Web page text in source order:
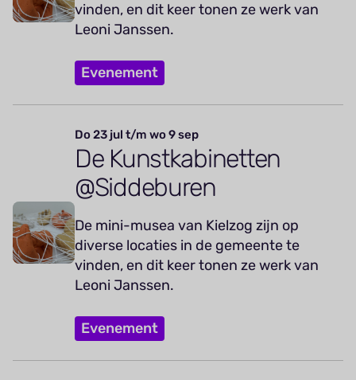
vinden, en dit keer tonen ze werk van
Leoni Janssen.
Evenement
Do 23 jul t/m wo 9 sep
De Kunstkabinetten
@Siddeburen
De mini-musea van Kielzog zijn op
diverse locaties in de gemeente te
vinden, en dit keer tonen ze werk van
Leoni Janssen.
Evenement